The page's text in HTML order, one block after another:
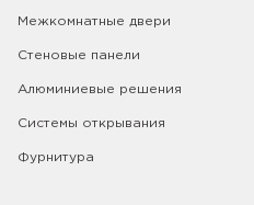
Межкомнатные двери
Стеновые панели
Алюминиевые решения
Системы открывания
Фурнитура